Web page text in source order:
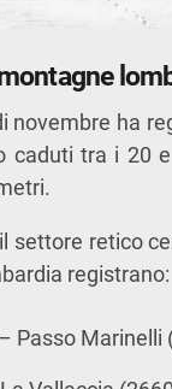
novembre ha
caduti tra i 20
settore retico
registrano:
Passo Marinelli